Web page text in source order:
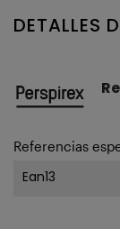
DETALLES
Referencias
Ean13